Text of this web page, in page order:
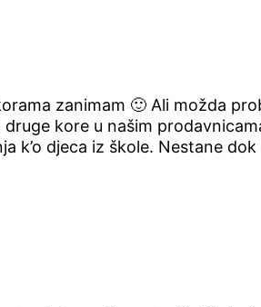
zanimam 🙂 Ali možda
kore u našim
k’o djeca iz škole. Nestane